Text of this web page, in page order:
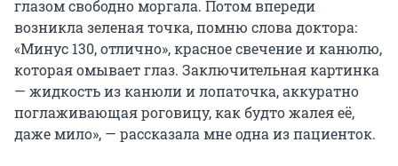
глазом свободно моргала. Потом впереди
возникла зеленая точка, помню слова доктора:
«Минус 130, отлично», красное свечение и канюлю,
которая омывает глаз. Заключительная картинка
— жидкость из канюли и лопаточка, аккуратно
поглаживающая роговицу, как будто жалея её,
даже мило», — рассказала мне одна из пациенток.